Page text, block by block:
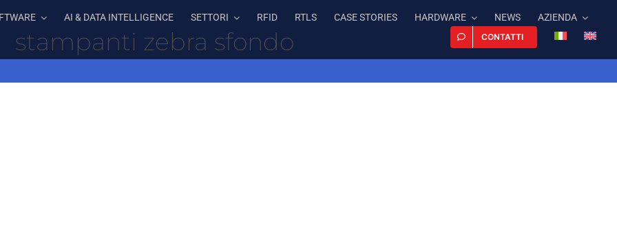
AI & DATA INTELLIGENCE SETTORI RFID RTLS CASE STORIES HARDWARE NEWS AZIENDA
CONTATTI
stampanti zebra sfondo